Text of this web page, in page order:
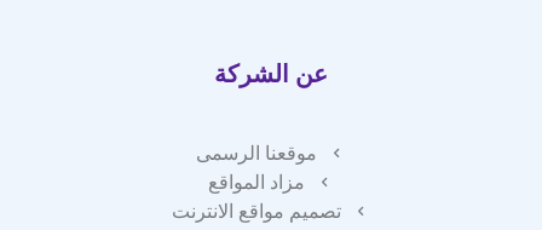
عن الشركة
موقعنا الرسمى
مزاد المواقع
تصميم مواقع الانترنت